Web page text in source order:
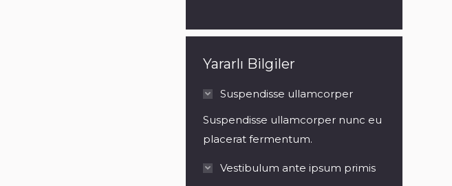
Yararlı Bilgiler
Suspendisse ullamcorper
Suspendisse ullamcorper nunc eu
placerat fermentum.
Vestibulum ante ipsum primis